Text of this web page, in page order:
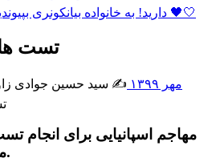
دارید! به خانواده بیانکونری بپیوندید و بخشی از افتخار باشید 🖤🤍
تست
۱ مهر ۱۳۹۹ ✍️ سید حسین جوادی
مهاجم اسپانیایی برای
مدیکال حضور پیدا دارد.